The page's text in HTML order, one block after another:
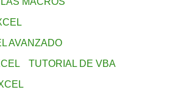
AVANZADO
TUTORIAL DE VBA